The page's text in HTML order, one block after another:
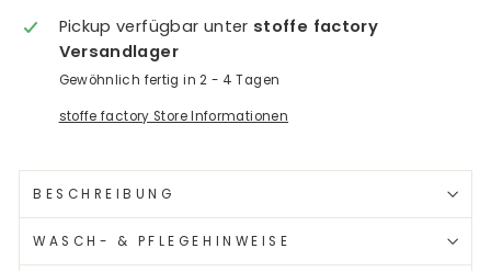
Pickup verfügbar unter stoffe factory
Versandlager
Gewöhnlich fertig in 2 - 4 Tagen
stoffe factory Store Informationen
BESCHREIBUNG
WASCH- & PFLEGEHINWEISE